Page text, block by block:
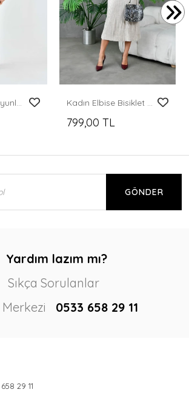
Kadın Elbise Boyunlu Yırtmaçlı Örme Elbise Camel - 10582 Kadın Elbise Bisiklet Yaka Midi Boy Elbise Taş - 10823
799,00 TL
GÖNDER
Yardım lazım mı?
Sıkça Sorulanlar
Merkezi
0533 658 29 11
29 11